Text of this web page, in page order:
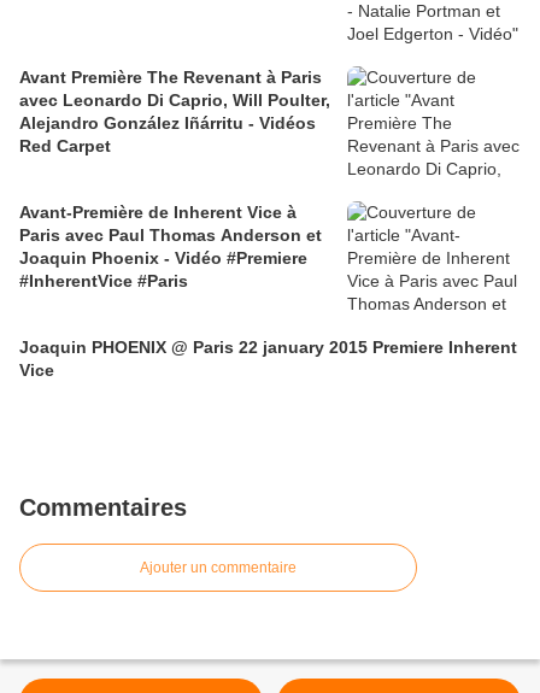
Avant Première The Revenant à Paris
avec Leonardo Di Caprio, Will Poulter,
Alejandro González Iñárritu - Vidéos
Red Carpet
Avant-Première de Inherent Vice à
Paris avec Paul Thomas Anderson et
Joaquin Phoenix - Vidéo #Premiere
#InherentVice #Paris
Joaquin PHOENIX @ Paris 22 january 2015 Premiere Inherent
Vice
Commentaires
Ajouter un commentaire